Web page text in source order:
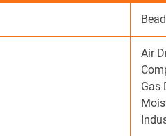
Air
Gas